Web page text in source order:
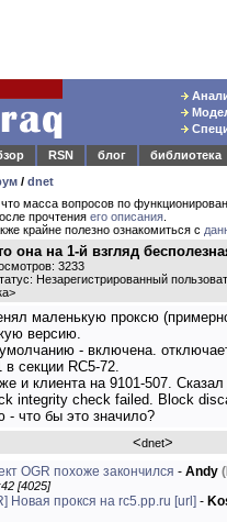
RSN блог
библиотека
/ dnet
масса вопросов по
прочтения его описания
крайне полезно ознакомиться с
она на 1-й взгляд
3233
Незарегистрированный
>
маленькую проксю
версию.
- включена.
в секции RC5-72.
и клиента на 9101-507.
integrity check failed. Block
что бы это значило?
<dnet>
OGR похоже закончился - Andy (
[4025]
Новая прокся на rc5.pp.ru [url] -